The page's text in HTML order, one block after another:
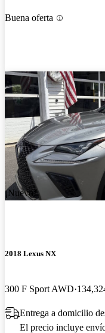
Buena oferta
¡Nuevo!
2018 Lexus NX
300 F Sport AWD
Entrega a domicilio
El precio incluye